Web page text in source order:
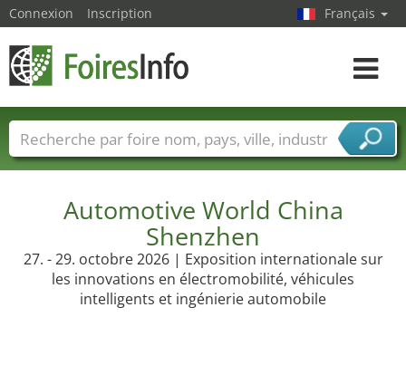
Automotive World China
Shenzhen
27. - 29. octobre 2026 | Exposition internationale sur
les innovations en électromobilité, véhicules
intelligents et ingénierie automobile
Connexion Inscription Français
Toggle
Foire noms Pays Villes
Secteurs de foire